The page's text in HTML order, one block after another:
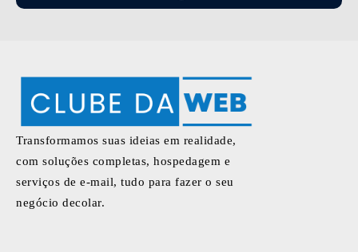
Transformamos suas ideias em realidade,
com soluções completas, hospedagem e
serviços de e-mail, tudo para fazer o seu
negócio decolar.